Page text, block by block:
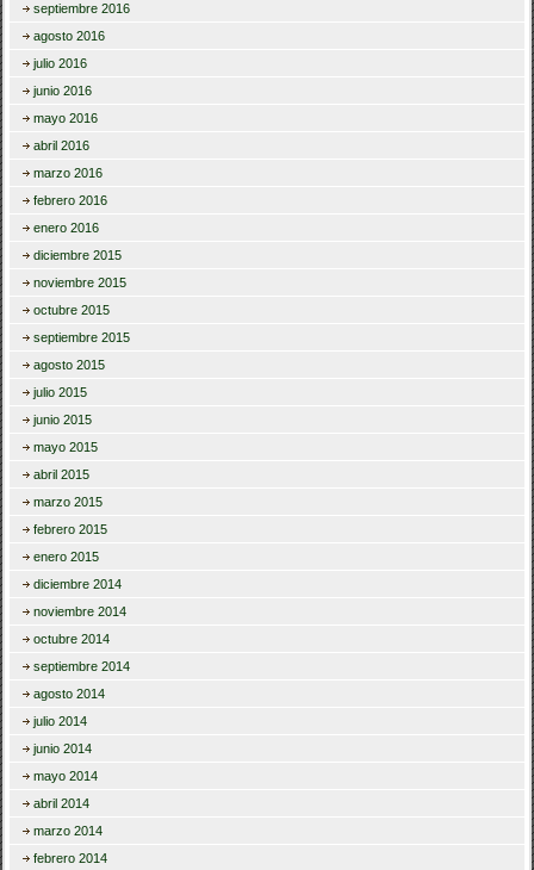
septiembre 2016
agosto 2016
julio 2016
junio 2016
mayo 2016
abril 2016
marzo 2016
febrero 2016
enero 2016
diciembre 2015
noviembre 2015
octubre 2015
septiembre 2015
agosto 2015
julio 2015
junio 2015
mayo 2015
abril 2015
marzo 2015
febrero 2015
enero 2015
diciembre 2014
noviembre 2014
octubre 2014
septiembre 2014
agosto 2014
julio 2014
junio 2014
mayo 2014
abril 2014
marzo 2014
febrero 2014